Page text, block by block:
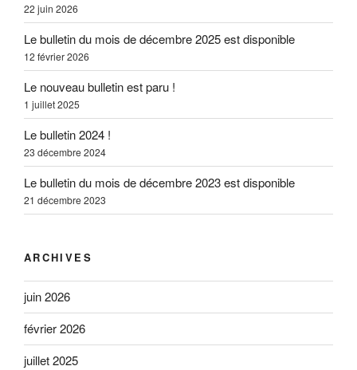
22 juin 2026
Le bulletin du mois de décembre 2025 est disponible
12 février 2026
Le nouveau bulletin est paru !
1 juillet 2025
Le bulletin 2024 !
23 décembre 2024
Le bulletin du mois de décembre 2023 est disponible
21 décembre 2023
ARCHIVES
juin 2026
février 2026
juillet 2025